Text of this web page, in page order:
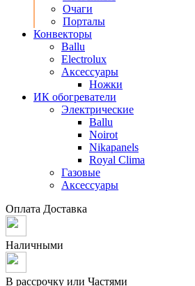
Очаги
Порталы
Конвекторы
Ballu
Electrolux
Аксессуары
Ножки
ИК обогреватели
Электрические
Ballu
Noirot
Nikapanels
Royal Clima
Газовые
Аксессуары
Оплата Доставка
Наличными
В рассрочку или Частями